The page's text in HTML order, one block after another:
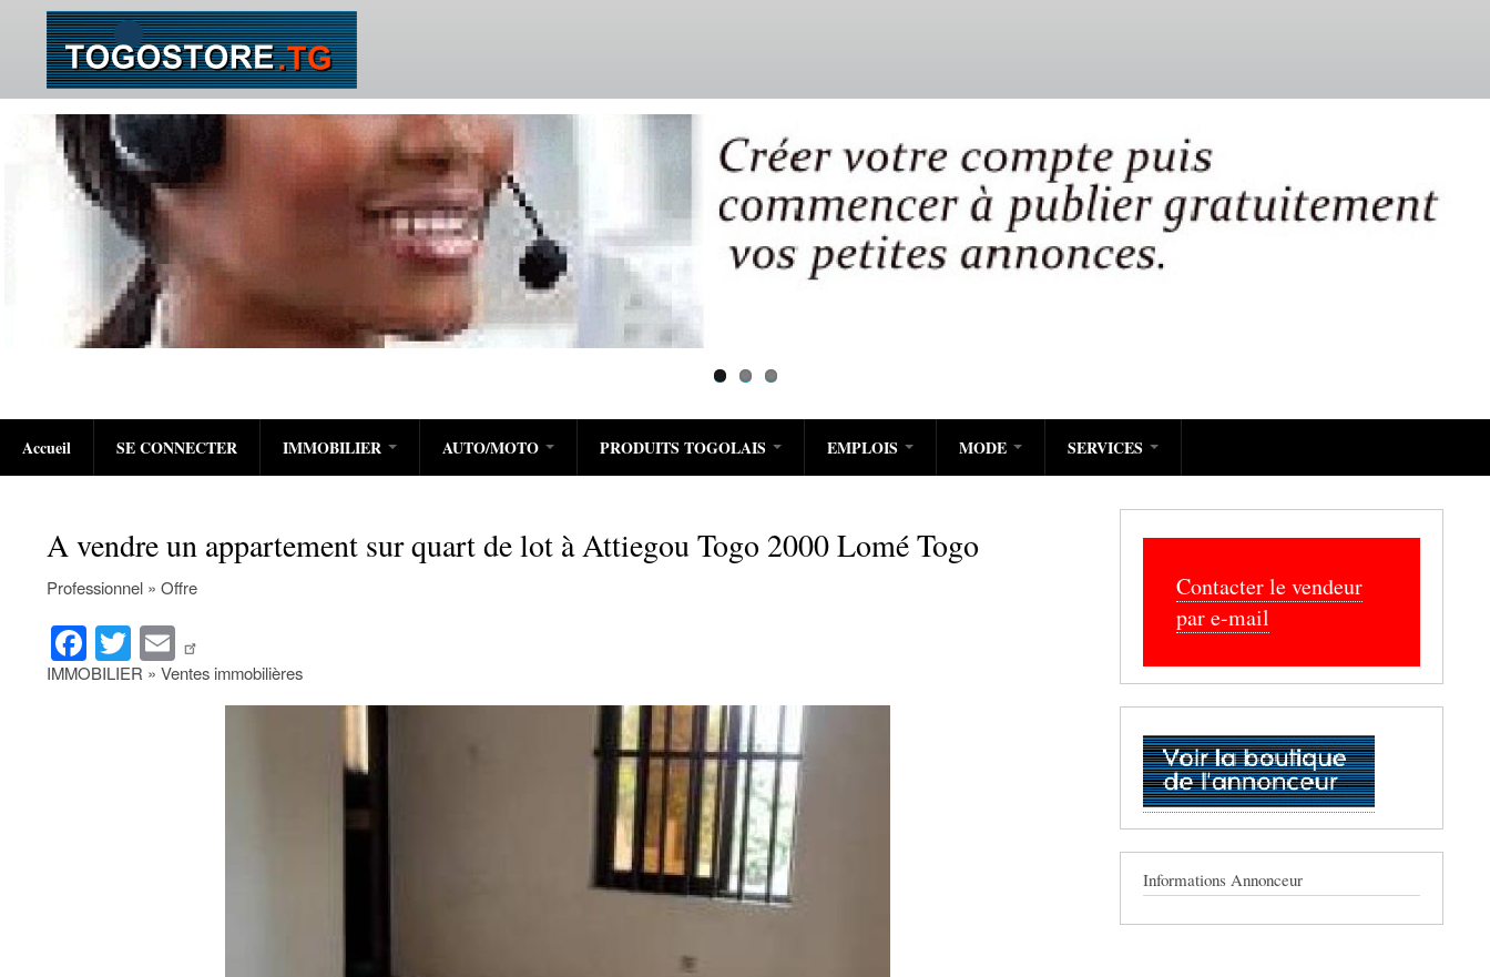
Accueil SE CONNECTER IMMOBILIER AUTO/MOTO PRODUITS TOGOLAIS EMPLOIS MODE SERVICES
A vendre un appartement sur quart de lot à Attiegou Togo 2000 Lomé Togo
Professionnel » Offre
Fa
ce
T
wi
E
m
IMMOBILIER » Ventes immobilières
Contacter le vendeur
par e-mail
Informations Annonceur